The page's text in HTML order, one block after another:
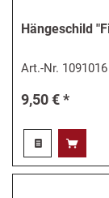
Hängeschild
Art.-Nr. 1091016
9,50 € *